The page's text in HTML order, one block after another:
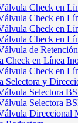
Check en
Check en
Check en
Check en
de
Check en Línea
Check en
Selectora y
Selectora
Selectora
Direccional